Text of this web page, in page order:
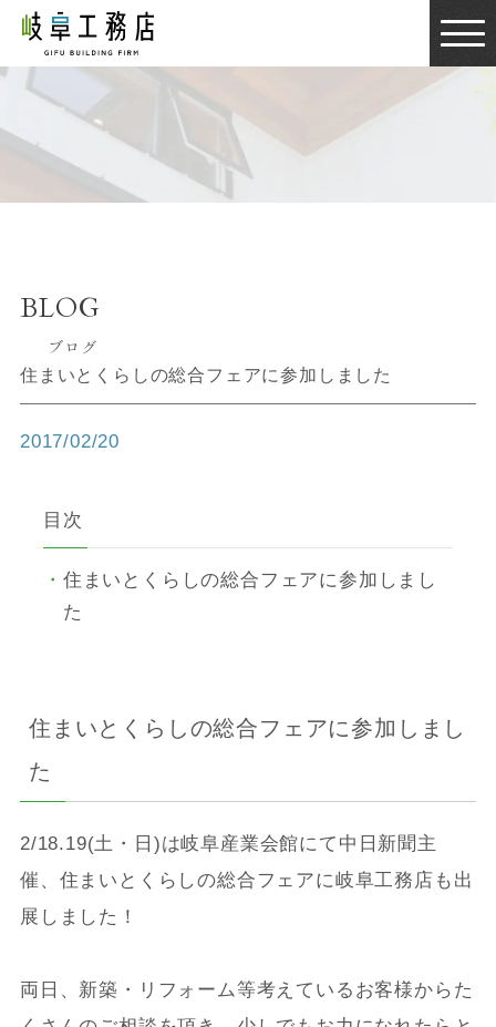
BLOG
ブログ
BLOG
ブログ
住まいとくらしの総合フェアに参加しました
2017/02/20
目次
住まいとくらしの総合フェアに参加しまし
た
住まいとくらしの総合フェアに参加しまし
た
2/18.19(土・日)は岐阜産業会館にて中日新聞主
催、住まいとくらしの総合フェアに岐阜工務店も出
展しました！
両日、新築・リフォーム等考えているお客様からた